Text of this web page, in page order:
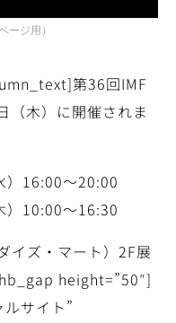
ージ用）
第36回IMF
（木）に開催されま
）16:00〜20:00
）10:00〜16:30
イズ・マート）2F展
height=”50″]
サイト”